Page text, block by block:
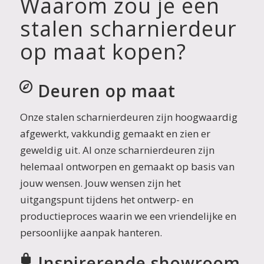
stalen scharnierdeur
op maat kopen?
Deuren op maat
Onze stalen scharnierdeuren zijn hoogwaardig
afgewerkt, vakkundig gemaakt en zien er
geweldig uit. Al onze scharnierdeuren zijn
helemaal ontworpen en gemaakt op basis van
jouw wensen. Jouw wensen zijn het
uitgangspunt tijdens het ontwerp- en
productieproces waarin we een vriendelijke en
persoonlijke aanpak hanteren.